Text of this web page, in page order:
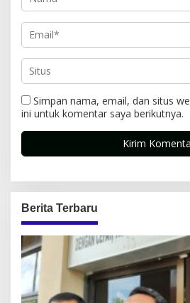
Simpan nama, email, dan situs
ini untuk komentar saya berikutnya.
Berita Terbaru